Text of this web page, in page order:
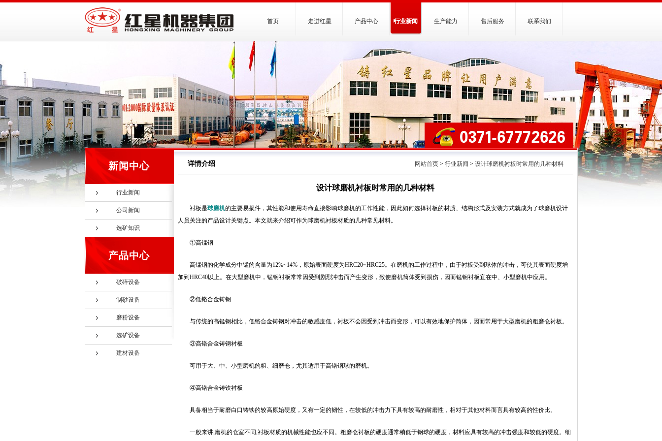
首页 走进红星 产品中心 行业新闻 生产能力 售后服务 联系我们
新闻中心
行业新闻
公司新闻
选矿知识
产品中心
破碎设备
制砂设备
磨粉设备
选矿设备
建材设备
详情介绍 网站首页> 行业新闻 > 设计球磨机衬板时常用的几种材料
设计球磨机衬板时常用的几种材料
衬板是球磨机的主要易损件，其性能和使用寿命直接影响球磨机的工作性能，因此如何选择衬板的材质、结构形式及安装方式就成为了球磨机设计
人员关注的产品设计关键点。本文就来介绍可作为球磨机衬板材质的几种常见材料。
①高锰钢
高锰钢的化学成分中锰的含量为12%~14%，原始表面硬度为HRC20~HRC25。在磨机的工作过程中，由于衬板受到球体的冲击，可使其表面硬度增
加到HRC40以上。在大型磨机中，锰钢衬板常常因受到剧烈冲击而产生变形，致使磨机筒体受到损伤，因而锰钢衬板宜在中、小型磨机中应用。
②低铬合金铸钢
与传统的高锰钢相比，低铬合金铸钢对冲击的敏感度低，衬板不会因受到冲击而变形，可以有效地保护筒体，因而常用于大型磨机的粗磨仓衬板。
③高铬合金铸钢衬板
可用于大、中、小型磨机的粗、细磨仓，尤其适用于高铬钢球的磨机。
④高铬合金铸铁衬板
具备相当于耐磨白口铸铁的较高原始硬度，又有一定的韧性，在较低的冲击力下具有较高的耐磨性，相对于其他材料而言具有较高的性价比。
一般来讲,磨机的仓室不同,衬板材质的机械性能也应不同。粗磨仓衬板的硬度通常稍低于钢球的硬度，材料应具有较高的冲击强度和较低的硬度。细